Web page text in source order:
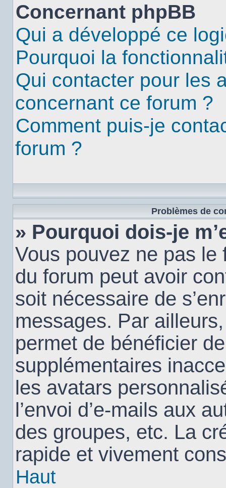
Concernant phpBB
Qui a développé ce
Pourquoi la
Qui contacter pour les
concernant ce forum ?
Comment puis-je
forum ?
Problèmes de
» Pourquoi dois-je
Vous pouvez ne pas le
du forum peut avoir
soit nécessaire de
messages. Par
permet de bénéficier
supplémentaires
les avatars
l’envoi d’e-mails aux
des groupes, etc. La
rapide et vivement
Haut